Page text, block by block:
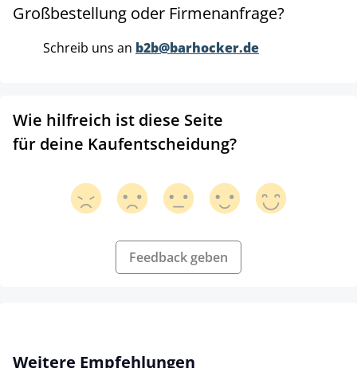
Großbestellung oder Firmenanfrage?
Schreib uns an b2b@barhocker.de
Wie hilfreich ist diese Seite
für deine Kaufentscheidung?
Feedback geben
Produktgalerie überspringen
Weitere Empfehlungen